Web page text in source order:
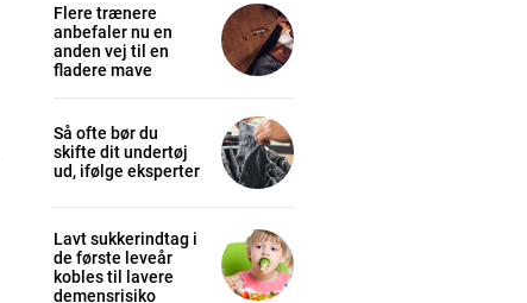
Flere trænere
anbefaler nu en
anden vej til en
fladere mave
Så ofte bør du
skifte dit undertøj
ud, ifølge eksperter
Lavt sukkerindtag i
de første leveår
kobles til lavere
demensrisiko